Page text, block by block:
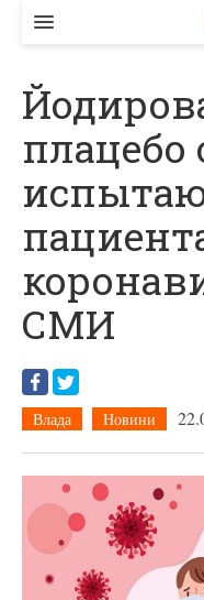
ЕКОНОМІКА
БІЗНЕС
СТАРТЕР
КОНТАКТИ
плацебо
СМИ
Влада Новини